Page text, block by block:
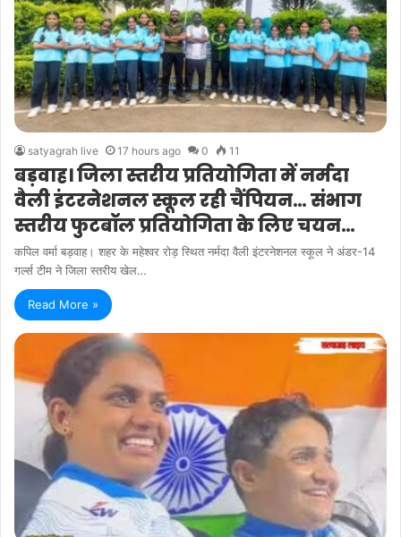
satyagrah live 17 hours ago 0 11
बड़वाह। जिला स्तरीय प्रतियोगिता में नर्मदा
वैली इंटरनेशनल स्कूल रही चैंपियन… संभाग
स्तरीय फुटबॉल प्रतियोगिता के लिए चयन…
कपिल वर्मा बड़वाह। शहर के महेश्वर रोड़ स्थित नर्मदा वैली इंटरनेशनल स्कूल ने अंडर-14
गर्ल्स टीम ने जिला स्तरीय खेल…
Read More »